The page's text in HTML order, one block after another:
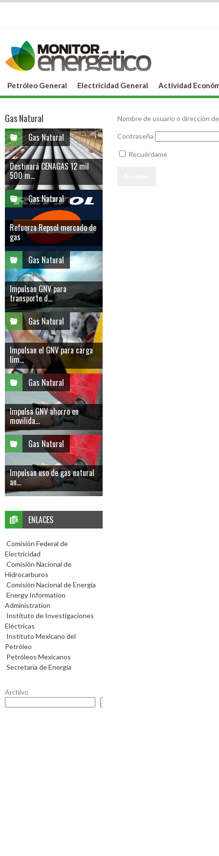
Petróleo General Electricidad General Actividad
Nombre de usuario o dirección
Contraseña
Recuérdame
Gas Natural
Gas Natural
Destinará CENAGAS 12 mil
500 m...
Gas Natural
Refuerza Repsol mercado de
gas
Gas Natural
Impulsan GNV para
transporte d...
Gas Natural
Impulsan el GNV para carga
lim...
Gas Natural
Impulsa GNV ahorro en
movilida...
Gas Natural
Impulsan uso de gas natural
an...
ENLACES
Comisión Federal de
Electricidad
Comisión Nacional de
Hidrocarburos
Comisión Nacional de Energía
Energy Information
Administration
Instituto de Investigaciones
Eléctricas
Instituto Mexicano del
Petróleo
Petróleos Mexicanos
Secretaría de Energía
Archivo